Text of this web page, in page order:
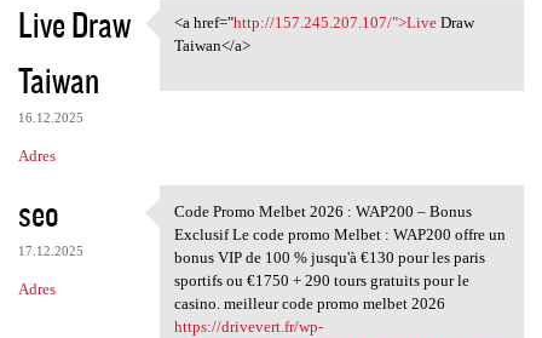
Live Draw
Taiwan
16.12.2025
Adres
<a href="http://157.245.207
<a href="http://157.245.207.107/">LiveDraw
Taiwan</a>
seo
17.12.2025
Adres
Code Promo Melbet 2026 :
Code Promo Melbet 2026 : WAP200 – Bonus
Exclusif Le code promo Melbet : WAP200 offre un
bonus VIP de 100 % jusqu'à €130 pour les paris
sportifs ou €1750 + 290 tours gratuits pour le
casino. meilleur code promo melbet 2026
https://drivevert.fr/wp-